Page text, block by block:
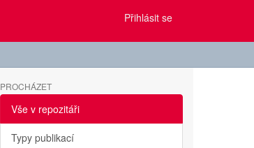
Přihlásit se
PROCHÁZET
Vše v repozitáři
Typy publikací